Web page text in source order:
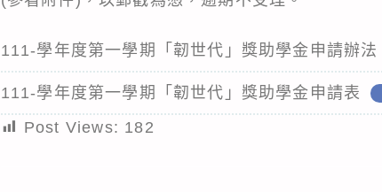
111-學年度第一學期「韌世代」獎助學金申請辦法
111-學年度第一學期「韌世代」獎助學金申請表
Post Views: 182